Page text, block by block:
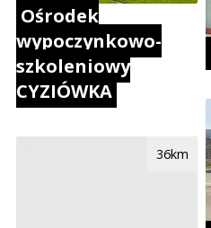
Ośrodek
wypoczynkowo-
szkoleniowy
CYZIÓWKA
36km